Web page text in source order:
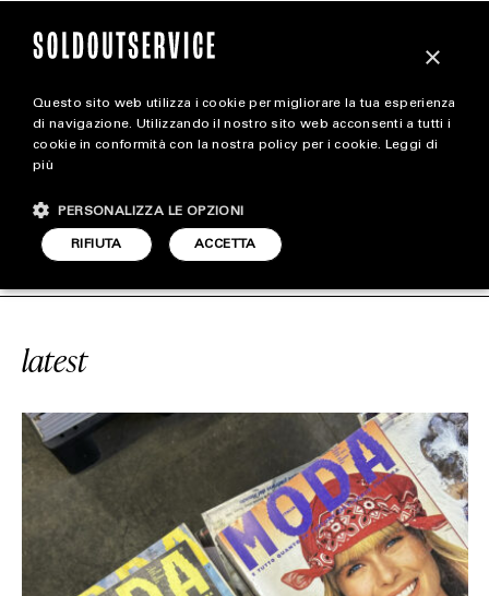
magazine
STYLE
FOOTWEAR
#GIORNALI SOLDOUTSERVICE
latest
×
Questo sito web utilizza i cookie per migliorare la tua esperienza
di navigazione. Utilizzando il nostro sito web acconsenti a tutti i
cookie in conformità con la nostra policy per i cookie. Leggi di
più
ACCETTA
RIFIUTA
PERSONALIZZA LE OPZIONI